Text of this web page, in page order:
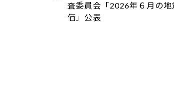
査委員会「2026年６月の地
価」公表